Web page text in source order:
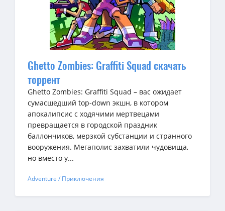
Ghetto Zombies: Graffiti Squad скачать
торрент
Ghetto Zombies: Graffiti Squad – вас ожидает
сумасшедший top-down экшн, в котором
апокалипсис с ходячими мертвецами
превращается в городской праздник
баллончиков, мерзкой субстанции и странного
вооружения. Мегаполис захватили чудовища,
но вместо у...
Adventure / Приключения